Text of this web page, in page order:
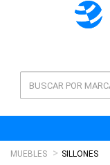
MUEBLES SILLONES